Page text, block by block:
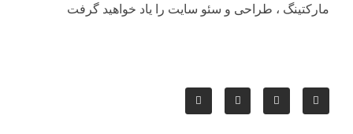
مارکتینگ ، طراحی و سئو سایت را یاد خواهید گرفت